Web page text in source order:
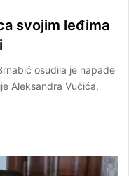
svojim leđima
osudila je napade
Aleksandra Vučića,